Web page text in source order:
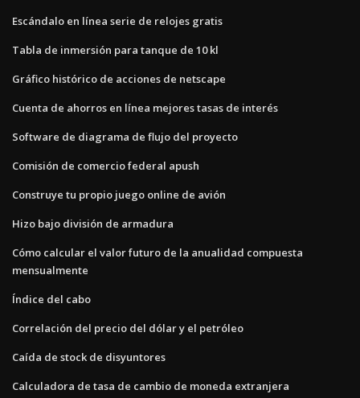
Escándalo en línea serie de relojes gratis
Tabla de inmersión para tanque de 10 kl
Gráfico histórico de acciones de netscape
Cuenta de ahorros en línea mejores tasas de interés
Software de diagrama de flujo del proyecto
Comisión de comercio federal apush
Construye tu propio juego online de avión
Hizo bajo división de armadura
Cómo calcular el valor futuro de la anualidad compuesta
mensualmente
Índice del cabo
Correlación del precio del dólar y el petróleo
Caída de stock de disyuntores
Calculadora de tasa de cambio de moneda extranjera